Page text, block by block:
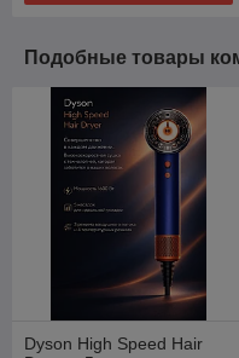
Подобные товары
Dyson High Speed Hair